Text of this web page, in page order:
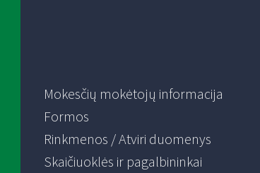
Mokesčių mokėtojų informacija
Formos
Rinkmenos / Atviri duomenys
Skaičiuoklės ir pagalbininkai